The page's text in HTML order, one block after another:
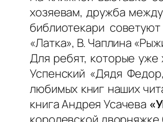
хозяевам, дружба
библиотекари
«Латка», В. Чаплина
Для ребят, которые
Успенский «Дядя
любимых книг наших
книга Андрея Усачева